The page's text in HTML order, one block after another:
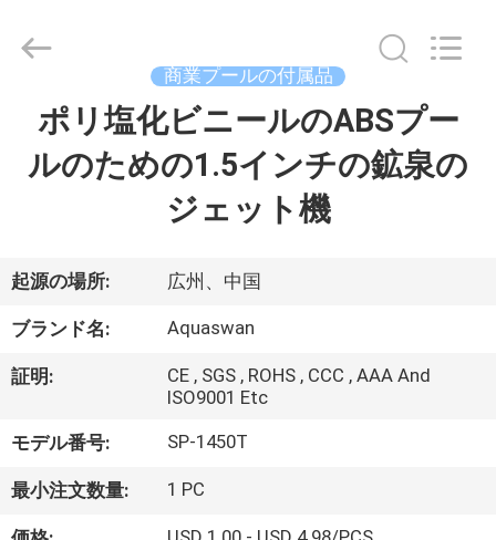
ダ
ク
ト
私
達
2020
Reserved.
商業プールの付属品
ポリ塩化ビニールのABSプー
ルのための1.5インチの鉱泉の
ジェット機
起源の場所: 広州、中国
ブランド名: Aquaswan
証明:
CE , SGS , ROHS , CCC , AAA And
ISO9001 Etc
モデル番号: SP-1450T
最小注文数量: 1 PC